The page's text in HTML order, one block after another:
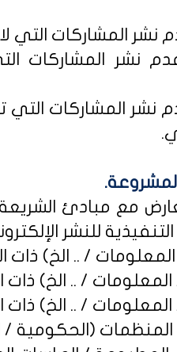
نشر المشاركات
نشر المشاركات التي
مع مبادئ
للنشر الإلكتروني